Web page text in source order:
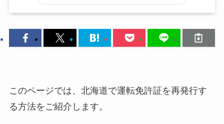
このページでは、北海道で運転免許証を再発行す
る方法をご紹介します。